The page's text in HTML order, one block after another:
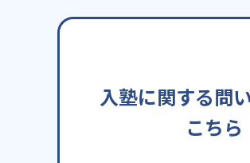
入塾に関する問
こちら